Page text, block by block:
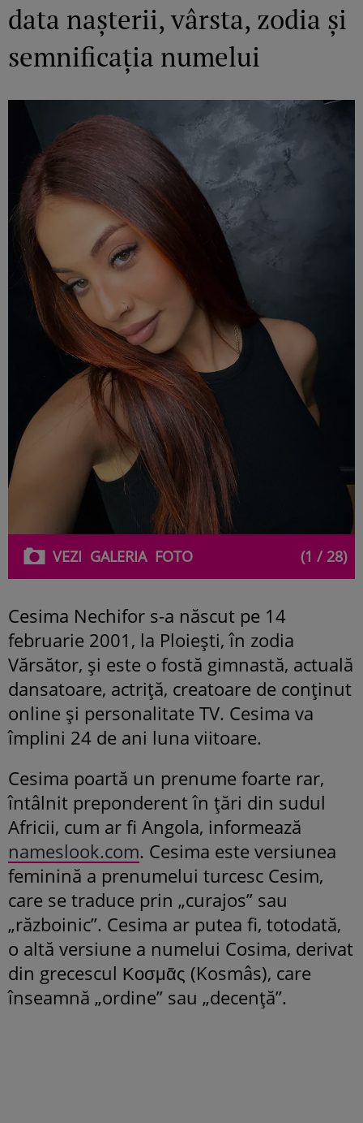
data nașterii, vârsta, zodia și
semnificația numelui
VEZI GALERIAFOTO (1 / 28)
Cesima Nechifor s-a născut pe 14
februarie 2001, la Ploiești, în zodia
Vărsător, și este o fostă gimnastă, actuală
dansatoare, actriță, creatoare de conținut
online și personalitate TV. Cesima va
împlini 24 de ani luna viitoare.
Cesima poartă un prenume foarte rar,
întâlnit preponderent în țări din sudul
Africii, cum ar fi Angola, informează
nameslook.com. Cesima este versiunea
feminină a prenumelui turcesc Cesim,
care se traduce prin „curajos” sau
„războinic”. Cesima ar putea fi, totodată,
o altă versiune a numelui Cosima, derivat
din grecescul Κοσμᾶς (Kosmâs), care
înseamnă „ordine” sau „decență”.